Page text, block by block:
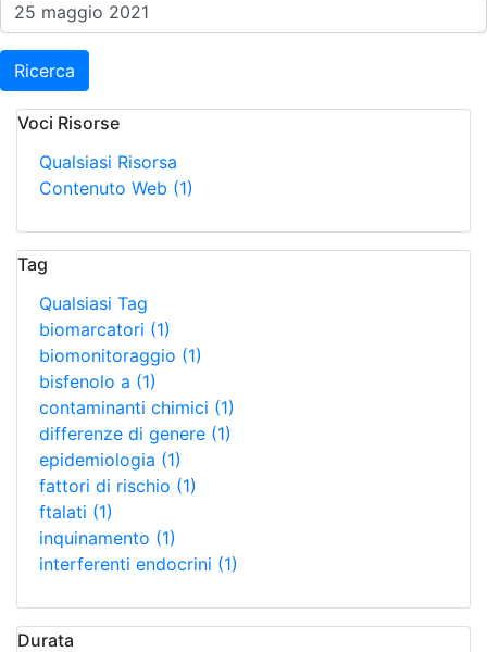
Ricerca
Voci Risorse
Qualsiasi Risorsa
Contenuto Web (1)
Tag
Qualsiasi Tag
biomarcatori (1)
biomonitoraggio (1)
bisfenolo a (1)
contaminanti chimici (1)
differenze di genere (1)
epidemiologia (1)
fattori di rischio (1)
ftalati (1)
inquinamento (1)
interferenti endocrini (1)
Durata